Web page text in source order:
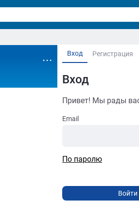
Вход Регистрация
Вход
Привет! Мы рады
Email
По паролю
...